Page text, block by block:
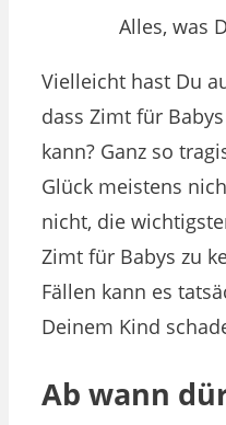
Alles, was
Vielleicht hast Du
dass Zimt für
kann? Ganz so
Glück meistens
nicht, die
Zimt für Babys zu
Fällen kann es
Deinem Kind
Ab wann